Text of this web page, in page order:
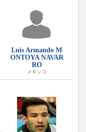
Luis Armando M
ONTOYA NAVAR
RO
メキシコ